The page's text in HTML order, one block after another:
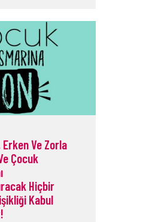
Ve Zorla
Çocuk
Hiçbir
Kabul